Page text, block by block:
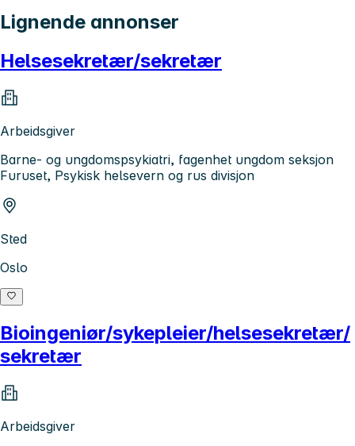
Lignende annonser
Helsesekretær/sekretær
Arbeidsgiver
Barne- og ungdomspsykiatri, fagenhet ungdom seksjon
Furuset, Psykisk helsevern og rus divisjon
Sted
Oslo
Bioingeniør/sykepleier/helsesekretær/
sekretær
Arbeidsgiver